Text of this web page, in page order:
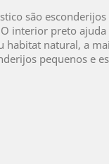
são
interior preto
habitat natural, a
pequenos e